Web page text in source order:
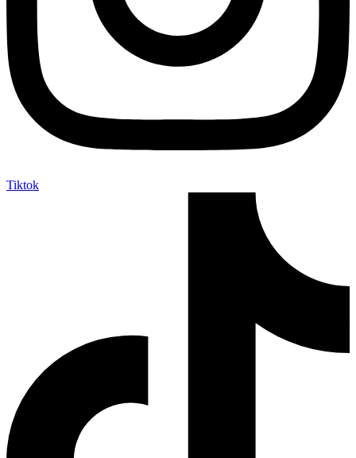
Tiktok